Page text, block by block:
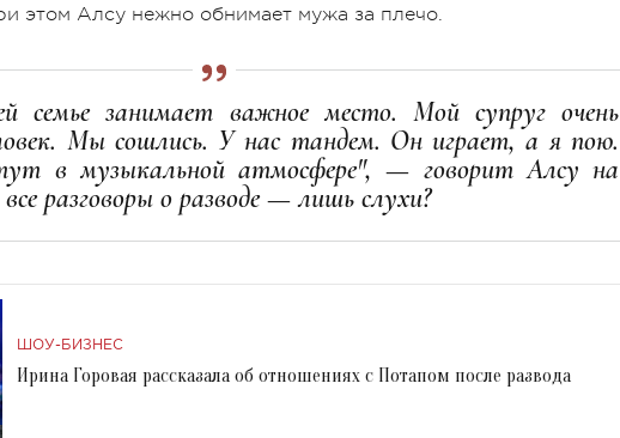
этом Алсу нежно обнимает мужа за плечо.
семье занимает важное место. Мой супруг очень
Мы сошлись. У нас тандем. Он играет, а я пою.
в музыкальной атмосфере", — говорит Алсу на
разговоры о разводе — лишь слухи?
ШОУ-БИЗНЕС
Ирина Горовая рассказала об отношениях с Потапом после развода